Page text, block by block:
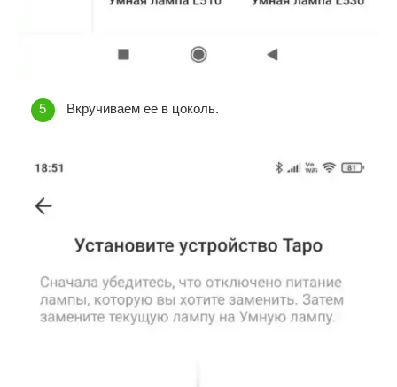
Вкручиваем ее в цоколь.